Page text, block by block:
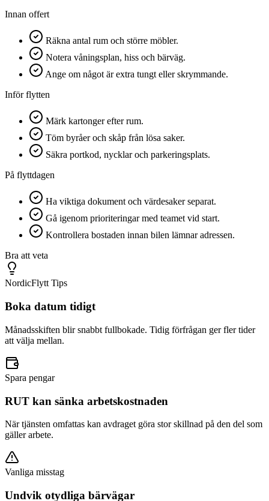
Innan offert
Räkna antal rum och större möbler.
Notera våningsplan, hiss och bärväg.
Ange om något är extra tungt eller skrymmande.
Inför flytten
Märk kartonger efter rum.
Töm byråer och skåp från lösa saker.
Säkra portkod, nycklar och parkeringsplats.
På flyttdagen
Ha viktiga dokument och värdesaker separat.
Gå igenom prioriteringar med teamet vid start.
Kontrollera bostaden innan bilen lämnar adressen.
Bra att veta
NordicFlytt Tips
Boka datum tidigt
Månadsskiften blir snabbt fullbokade. Tidig förfrågan ger fler tider
att välja mellan.
Spara pengar
RUT kan sänka arbetskostnaden
När tjänsten omfattas kan avdraget göra stor skillnad på den del som
gäller arbete.
Vanliga misstag
Undvik otydliga bärvägar